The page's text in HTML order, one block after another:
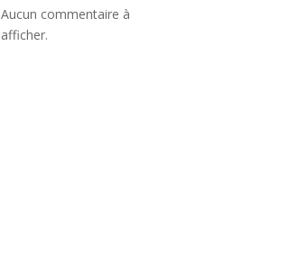
Aucun commentaire à
afficher.